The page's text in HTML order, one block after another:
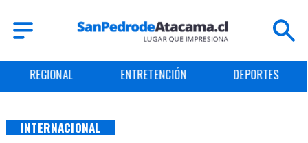
ENTRETENCIÓN DEPORTES CULTURA
INTERNACIONAL